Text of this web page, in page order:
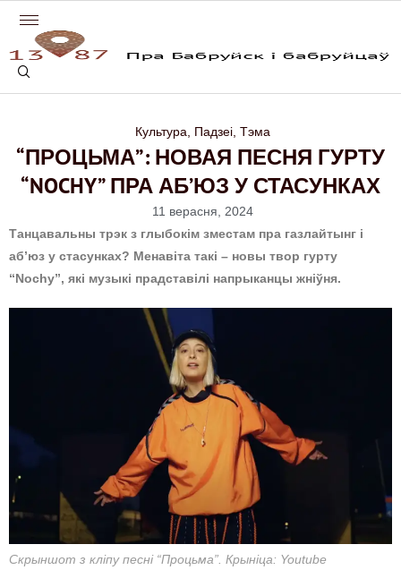
Культура Падзеі Тэма
“ПРОЦЬМА”: НОВАЯ ПЕСНЯ ГУРТУ
“NOCHY” ПРА АБ’ЮЗ У СТАСУНКАХ
11 верасня, 2024
Танцавальны трэк з глыбокім зместам пра газлайтынг і
аб’юз у стасунках? Менавіта такі – новы твор гурту
“Nochy”, які музыкі прадставілі напрыканцы жніўня.
Скрыншот з кліпу песні “Процьма”. Крыніца: Youtube